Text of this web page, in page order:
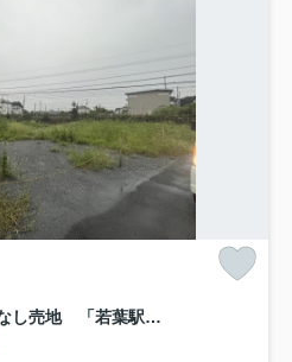
鶴ヶ島市上広谷 建築条件なし売地 「若葉駅」徒歩16分 敷地52坪